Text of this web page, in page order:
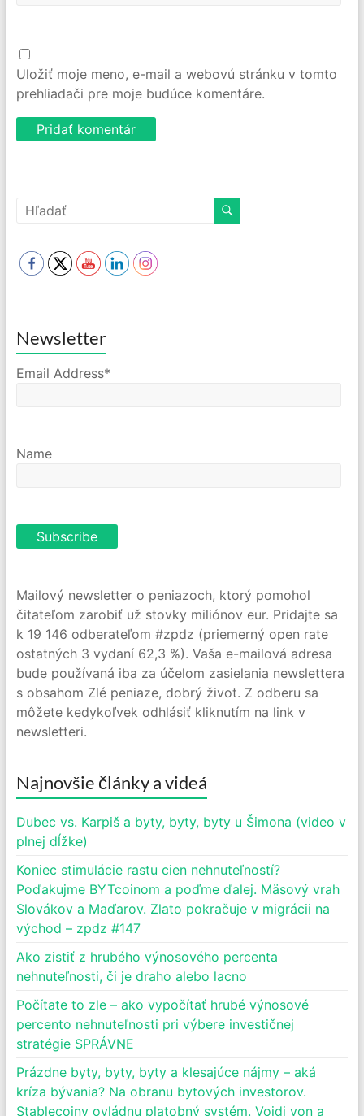
Uložiť moje meno, e-mail a webovú stránku v tomto
prehliadači pre moje budúce komentáre.
Newsletter
Email Address*
Name
Mailový newsletter o peniazoch, ktorý pomohol
čitateľom zarobiť už stovky miliónov eur. Pridajte sa
k 19 146 odberateľom #zpdz (priemerný open rate
ostatných 3 vydaní 62,3 %). Vaša e-mailová adresa
bude používaná iba za účelom zasielania newslettera
s obsahom Zlé peniaze, dobrý život. Z odberu sa
môžete kedykoľvek odhlásiť kliknutím na link v
newsletteri.
Najnovšie články a videá
Dubec vs. Karpiš a byty, byty, byty u Šimona (video v
plnej dĺžke)
Koniec stimulácie rastu cien nehnuteľností?
Poďakujme BYTcoinom a poďme ďalej. Mäsový vrah
Slovákov a Maďarov. Zlato pokračuje v migrácii na
východ – zpdz #147
Ako zistiť z hrubého výnosového percenta
nehnuteľnosti, či je draho alebo lacno
Počítate to zle – ako vypočítať hrubé výnosové
percento nehnuteľnosti pri výbere investičnej
stratégie SPRÁVNE
Prázdne byty, byty, byty a klesajúce nájmy – aká
kríza bývania? Na obranu bytových investorov.
Stablecoiny ovládnu platobný systém. Vojdi von a